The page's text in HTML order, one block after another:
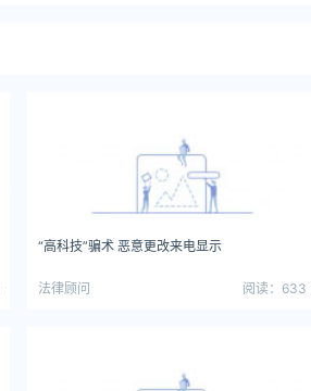
“高科技”骗术 恶意更改来电显示
法律顾问 阅读：633